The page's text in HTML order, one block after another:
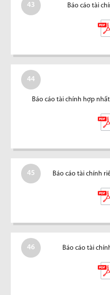
43 Báo cáo tài
44
Báo cáo tài chính hợp
45 Báo cáo tài chính
46 Báo cáo tài